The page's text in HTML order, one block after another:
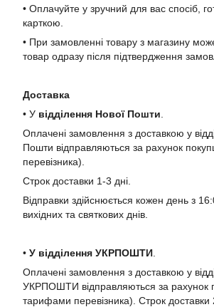
• Оплачуйте у зручний для вас спосіб,
карткою.
• При замовленні товару з магазину
товар одразу після підтвердження
Доставка
• У відділення Нової Пошти
Оплачені замовлення з доставкою у
Пошти відправляються за рахунок
перевізника).
Строк доставки 1-3 дні.
Відправки здійснюється кожен день з
вихідних та святкових днів.
• У відділення УКРПОШТИ
Оплачені замовлення з доставкою у
УКРПОШТИ відправляються за рахунок
тарифами перевізника). Строк доставки